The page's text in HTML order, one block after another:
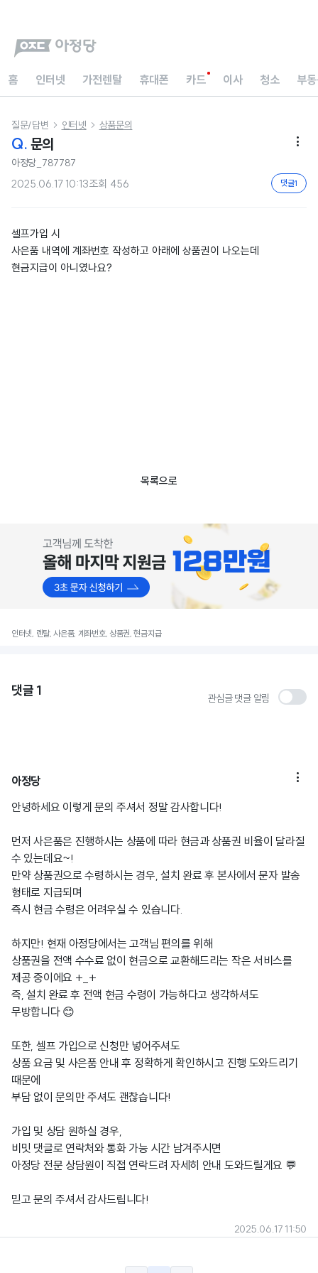
홈 인터넷 가전렌탈 휴대폰 카드 이사 청소 부
질문/답변  인터넷  상품문의
Q. 문의 
아정당_787787
2025.06.17 10:13조회 456 댓글1
셀프가입 시
사은품 내역에 계좌번호 작성하고 아래에 상품권이 나오는데
현금지급이 아니였나요?
목록으로
인터넷, 렌탈, 사은품, 계좌번호, 상품권, 현금지급
댓글 1 관심글 댓글 알림
아정당 
안녕하세요 이렇게 문의 주셔서 정말 감사합니다!
먼저 사은품은 진행하시는 상품에 따라 현금과 상품권 비율이 달라질
수 있는데요~!
만약 상품권으로 수령하시는 경우, 설치 완료 후 본사에서 문자 발송
형태로 지급되며
즉시 현금 수령은 어려우실 수 있습니다.
하지만! 현재 아정당에서는 고객님 편의를 위해
상품권을 전액 수수료 없이 현금으로 교환해드리는 작은 서비스를
제공 중이에요 +_+
즉, 설치 완료 후 전액 현금 수령이 가능하다고 생각하셔도
무방합니다 😊
또한, 셀프 가입으로 신청만 넣어주셔도
상품 요금 및 사은품 안내 후 정확하게 확인하시고 진행 도와드리기
때문에
부담 없이 문의만 주셔도 괜찮습니다!
가입 및 상담 원하실 경우,
비밋 댓글로 연락처와 통화 가능 시간 남겨주시면
아정당 전문 상담원이 직접 연락드려 자세히 안내 도와드릴게요 💬
믿고 문의 주셔서 감사드립니다!
2025.06.17 11:50